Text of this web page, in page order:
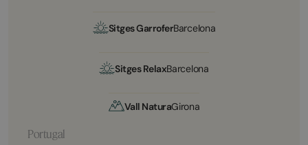
Sitges GarroferBarcelona
Sitges RelaxBarcelona
Vall NaturaGirona
Portugal